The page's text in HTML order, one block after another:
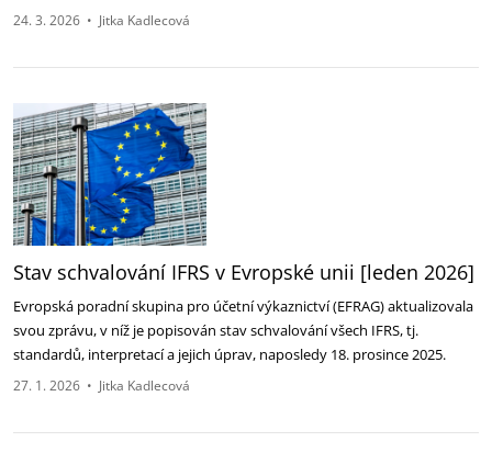
24. 3. 2026 • Jitka Kadlecová
Stav schvalování IFRS v Evropské unii [leden 2026]
Evropská poradní skupina pro účetní výkaznictví (EFRAG) aktualizovala
svou zprávu, v níž je popisován stav schvalování všech IFRS, tj.
standardů, interpretací a jejich úprav, naposledy 18. prosince 2025.
27. 1. 2026 • Jitka Kadlecová